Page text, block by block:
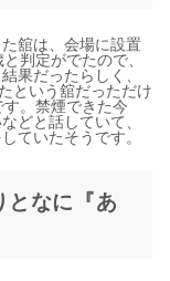
舘は、会場に設置
判定がでたので、
果だったらしく、
という舘だっただけ
。禁煙できた今
どと話していて、
ていたそうです。
なに『あ